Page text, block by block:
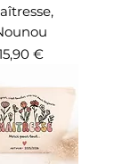
€